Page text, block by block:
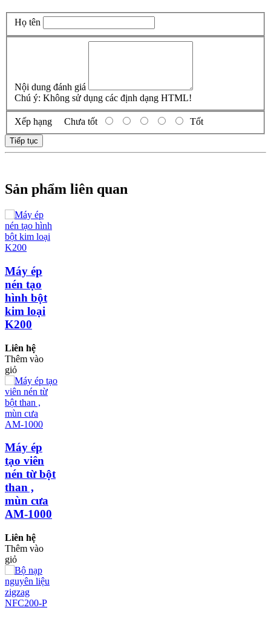
Họ tên
Nội dung đánh giá
Chú ý: Không sử dụng các định dạng HTML!
Xếp hạng Chưa tốt Tốt
Tiếp tục
Sản phẩm liên quan
Máy ép
nén tạo
hình bột
kim loại
K200
Liên hệ
Thêm vào
giỏ
Máy ép
tạo viên
nén từ bột
than ,
mùn cưa
AM-1000
Liên hệ
Thêm vào
giỏ